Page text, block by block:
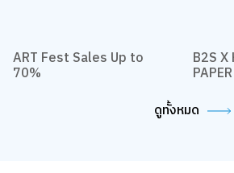
ART Fest Sales Up to B2S X